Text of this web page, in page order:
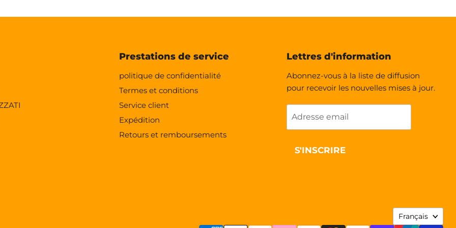
Prestations de service
politique de confidentialité
Termes et conditions
Service client
Expédition
Retours et remboursements
Lettres d'information
Abonnez-vous à la liste de diffusion
pour recevoir les nouvelles mises à jour.
Adresse email
S'INSCRIRE
Langue
Français